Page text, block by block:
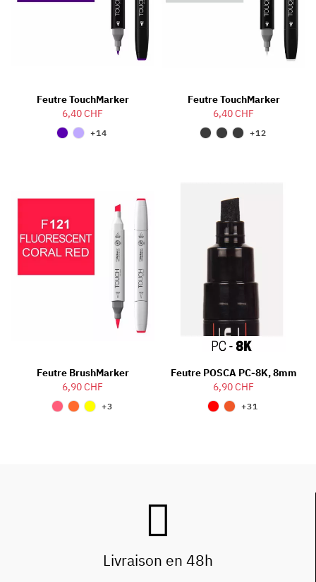
Feutre TouchMarker
6,40 CHF
+14
Feutre TouchMarker
6,40 CHF
+12
Feutre BrushMarker
6,90 CHF
+3
Feutre POSCA PC-8K, 8mm
6,90 CHF
+31
Livraison en 48h